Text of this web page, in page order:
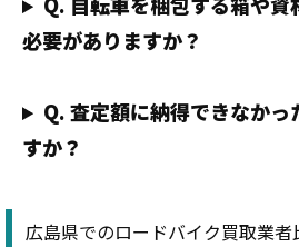
必要がありますか？
Q. 査定額に納得できなかっ
すか？
広島県でのロードバイク買取業者